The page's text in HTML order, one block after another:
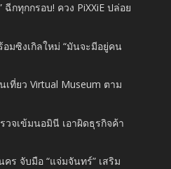
ฉีกทุกกรอบ! ควง PiXXiE ปล่อย
มซิงเกิลใหม่ “มันจะมีอยู่คน
ยว Virtual Museum ตาม
จเข้มนอมินี เอาผิดธุรกิจค้า
ร จับมือ “แจ่มจันทร์” เสริม